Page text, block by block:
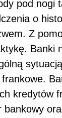
pod nogi
o
Z
Banki
kredytów